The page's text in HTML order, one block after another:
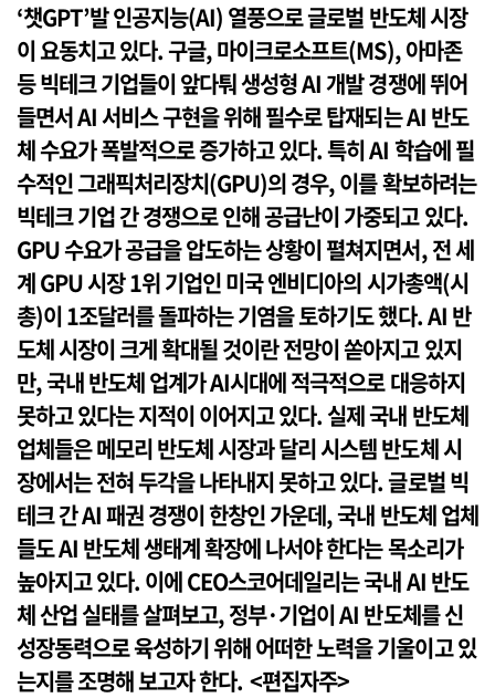
‘챗GPT’발 인공지능(AI) 열풍으로 글로벌 반도체 시장
이 요동치고 있다. 구글, 마이크로소프트(MS), 아마존
등 빅테크 기업들이 앞다퉈 생성형 AI 개발 경쟁에 뛰어
들면서 AI 서비스 구현을 위해 필수로 탑재되는 AI 반도
체 수요가 폭발적으로 증가하고 있다. 특히 AI 학습에 필
수적인 그래픽처리장치(GPU)의 경우, 이를 확보하려는
빅테크 기업 간 경쟁으로 인해 공급난이 가중되고 있다.
GPU 수요가 공급을 압도하는 상황이 펼쳐지면서, 전 세
계 GPU 시장 1위 기업인 미국 엔비디아의 시가총액(시
총)이 1조달러를 돌파하는 기염을 토하기도 했다. AI 반
도체 시장이 크게 확대될 것이란 전망이 쏟아지고 있지
만, 국내 반도체 업계가 AI시대에 적극적으로 대응하지
못하고 있다는 지적이 이어지고 있다. 실제 국내 반도체
업체들은 메모리 반도체 시장과 달리 시스템 반도체 시
장에서는 전혀 두각을 나타내지 못하고 있다. 글로벌 빅
테크 간 AI 패권 경쟁이 한창인 가운데, 국내 반도체 업체
들도 AI 반도체 생태계 확장에 나서야 한다는 목소리가
높아지고 있다. 이에 CEO스코어데일리는 국내 AI 반도
체 산업 실태를 살펴보고, 정부·기업이 AI 반도체를 신
성장동력으로 육성하기 위해 어떠한 노력을 기울이고 있
는지를 조명해 보고자 한다. <편집자주>